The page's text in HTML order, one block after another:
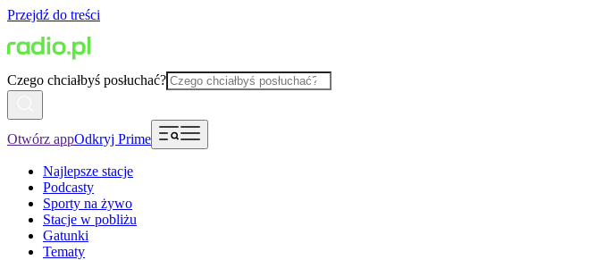
Przejdź do treści
Czego chciałbyś posłuchać?
Otwórz appOdkryj Prime
Najlepsze stacje
Podcasty
Sporty na żywo
Stacje w pobliżu
Gatunki
Tematy